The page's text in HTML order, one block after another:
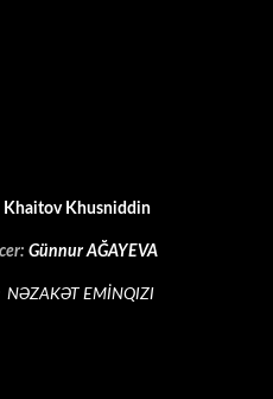
Khaitov Khusniddin
Günnur AĞAYEVA
NƏZAKƏT EMİNQIZI